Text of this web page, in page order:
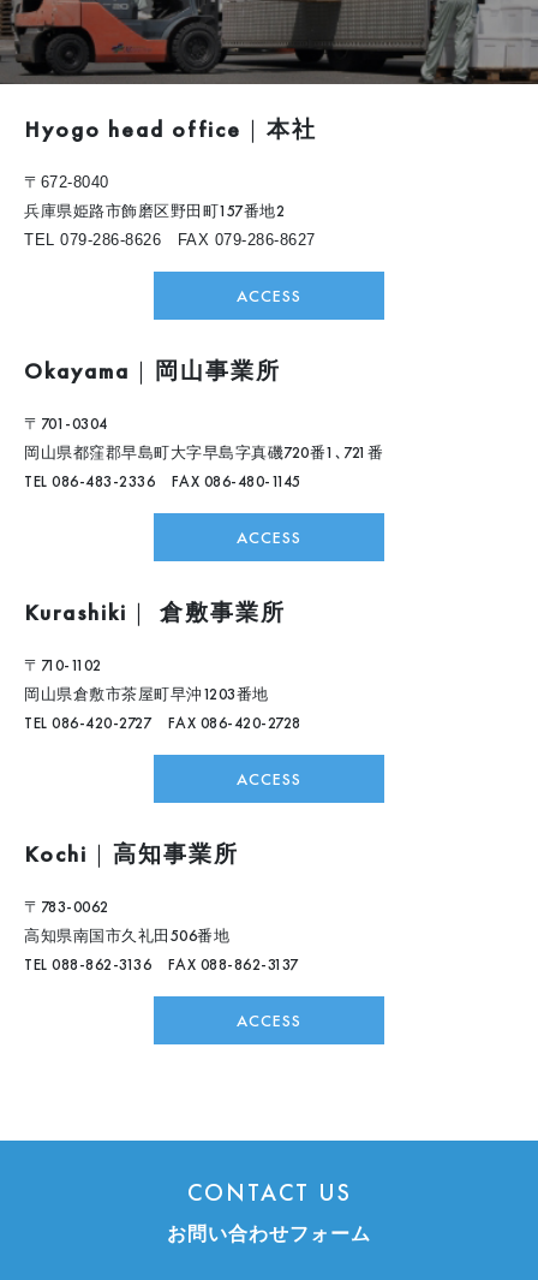
Hyogo head office ｜ 本社
〒672-8040
兵庫県姫路市飾磨区野田町157番地2
TEL 079-286-8626 FAX 079-286-8627
ACCESS
Okayama ｜ 岡山事業所
〒701-0304
岡山県都窪郡早島町大字早島字真磯720番1､721番
TEL 086-483-2336 FAX 086-480-1145
ACCESS
Kurashiki ｜ 倉敷事業所
〒710-1102
岡山県倉敷市茶屋町早沖1203番地
TEL 086-420-2727 FAX 086-420-2728
ACCESS
Kochi ｜ 高知事業所
〒783-0062
高知県南国市久礼田506番地
TEL 088-862-3136 FAX 088-862-3137
ACCESS
CONTACT US
お問い合わせフォーム